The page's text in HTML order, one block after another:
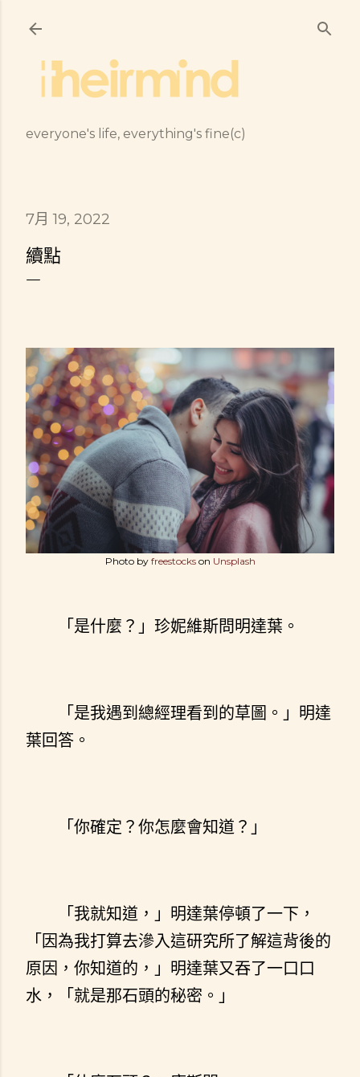
everyone's life, everything's fine(c)
7月 19, 2022
續點
Photo by freestockson Unsplash
「是什麼？」珍妮維斯問明達葉。
「是我遇到總經理看到的草圖。」明達
葉回答。
「你確定？你怎麼會知道？」
「我就知道，」明達葉停頓了一下，
「因為我打算去滲入這研究所了解這背後的
原因，你知道的，」明達葉又吞了一口口
水，「就是那石頭的秘密。」